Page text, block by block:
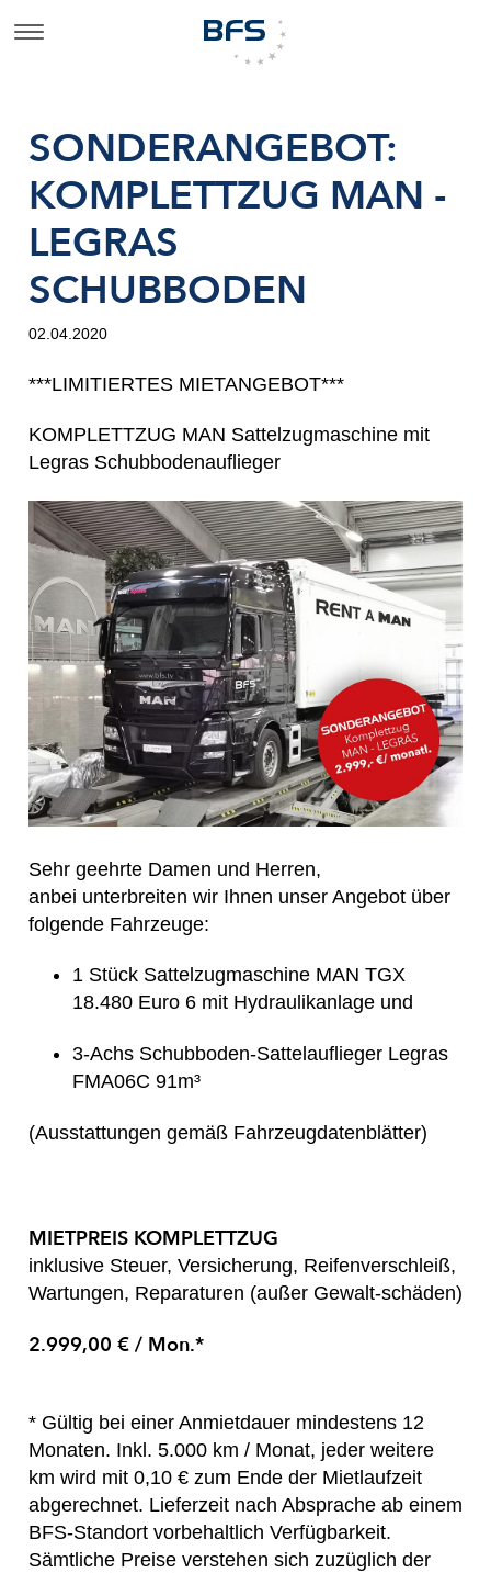
SONDERANGEBOT:
KOMPLETTZUG MAN -
LEGRAS
SCHUBBODEN
02.04.2020
***LIMITIERTES MIETANGEBOT***
KOMPLETTZUG MAN Sattelzugmaschine mit
Legras Schubbodenauflieger
Sehr geehrte Damen und Herren,
anbei unterbreiten wir Ihnen unser Angebot über
folgende Fahrzeuge:
1 Stück Sattelzugmaschine MAN TGX
18.480 Euro 6 mit Hydraulikanlage und
3-Achs Schubboden-Sattelauflieger Legras
FMA06C 91m³
(Ausstattungen gemäß Fahrzeugdatenblätter)
MIETPREIS KOMPLETTZUG
inklusive Steuer, Versicherung, Reifenverschleiß,
Wartungen, Reparaturen (außer Gewalt-schäden)
2.999,00 € / Mon.*
* Gültig bei einer Anmietdauer mindestens 12
Monaten. Inkl. 5.000 km / Monat, jeder weitere
km wird mit 0,10 € zum Ende der Mietlaufzeit
abgerechnet. Lieferzeit nach Absprache ab einem
BFS-Standort vorbehaltlich Verfügbarkeit.
Sämtliche Preise verstehen sich zuzüglich der